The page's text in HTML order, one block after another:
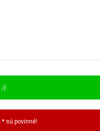
)
sú povinné!